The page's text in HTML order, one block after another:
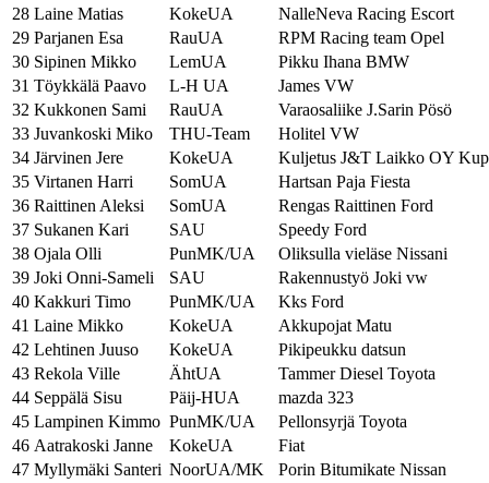
28 Laine Matias KokeUA
NalleNeva Racing Escort
29 Parjanen Esa RauUA
RPM Racing team Opel
30 Sipinen Mikko LemUA
Pikku Ihana BMW
31 Töykkälä Paavo L-H UA
James VW
32 Kukkonen Sami RauUA
Varaosaliike J.Sarin Pösö
33 Juvankoski Miko THU-Team
Holitel VW
34 Järvinen Jere KokeUA
Kuljetus J&T Laikko OY
35 Virtanen Harri SomUA
Hartsan Paja Fiesta
36 Raittinen Aleksi SomUA
Rengas Raittinen Ford
37 Sukanen Kari SAU
Speedy Ford
38 Ojala Olli PunMK/UA
Oliksulla vieläse Nissani
39 Joki Onni-Sameli SAU
Rakennustyö Joki vw
40 Kakkuri Timo PunMK/UA
Kks Ford
41 Laine Mikko KokeUA
Akkupojat Matu
42 Lehtinen Juuso KokeUA
Pikipeukku datsun
43 Rekola Ville ÄhtUA
Tammer Diesel Toyota
44 Seppälä Sisu Päij-HUA
mazda 323
45 Lampinen Kimmo PunMK/UA
Pellonsyrjä Toyota
46 Aatrakoski Janne KokeUA
Fiat
47 Myllymäki Santeri NoorUA/MK
Porin Bitumikate Nissan